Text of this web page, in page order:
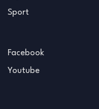
Sport
Facebook
Youtube